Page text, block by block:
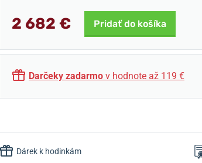
2 682 € Pridať do košíka
Darčeky zadarmo v hodnote až 119 €
Dárek k hodinkám
3 143 € 1 589 €